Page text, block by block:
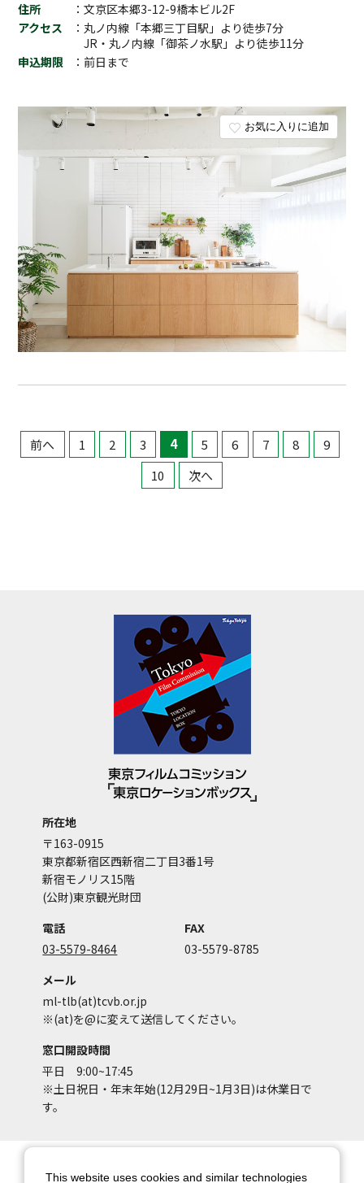
お気に入りに追加
住所
：文京区本郷3-12-9橋本ビル2F
アクセス
：丸ノ内線「本郷三丁目駅」より徒歩7分
JR・丸ノ内線「御茶ノ水駅」より徒歩11分
申込期限
：前日まで
前へ 1 2 3 4 5 6 7 8
9
10
次へ
所在地
〒163-0915
東京都新宿区西新宿二丁目3番1号
新宿モノリス15階
(公財)東京観光財団
電話
03-5579-8464
FAX
03-5579-8785
メール
ml-tlb(at)tcvb.or.jp
※(at)を@に変えて送信してください。
窓口開設時間
平日 9:00~17:45
※土日祝日・年末年始(12月29日~1月3日)は休業日で
す。
This website uses cookies and similar technologies